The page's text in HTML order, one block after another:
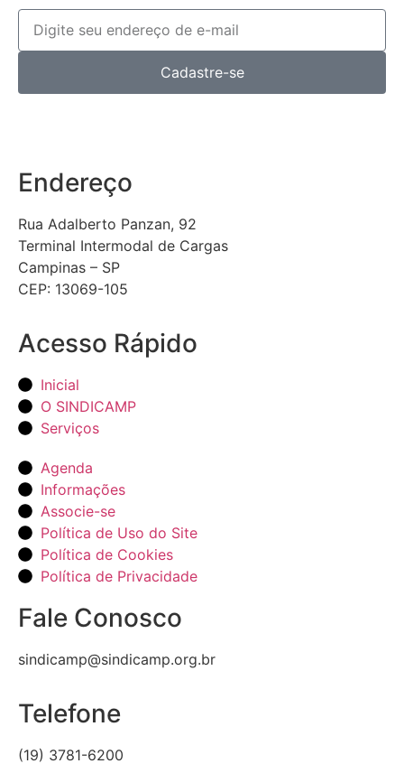
Cadastre-se
Endereço
Rua Adalberto Panzan, 92
Terminal Intermodal de Cargas
Campinas – SP
CEP: 13069-105
Acesso Rápido
Inicial
O SINDICAMP
Serviços
Agenda
Informações
Associe-se
Política de Uso do Site
Política de Cookies
Política de Privacidade
Fale Conosco
sindicamp@sindicamp.org.br
Telefone
(19) 3781-6200